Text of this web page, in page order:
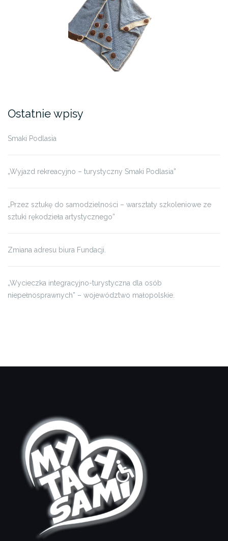
Ostatnie wpisy
Smaki Podlasia
„Wyjazd rekreacyjno – turystyczny Smaki Podlasia”
„Przez sztukę do samodzielności – warsztaty szkoleniowe ze
sztuki rękodzieła artystycznego”
Zmiana adresu biura Fundacji.
„Wycieczka integracyjno-turystyczna dla osób
niepełnosprawnych” – województwo małopolskie.